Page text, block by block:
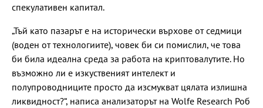
спекулативен капитал.
„Тъй като пазарът е на исторически върхове от седмици
(воден от технологиите), човек би си помислил, че това
би била идеална среда за работа на криптовалутите. Но
възможно ли е изкуственият интелект и
полупроводниците просто да изсмукват цялата излишна
ликвидност?“, написа анализаторът на Wolfe Research Роб